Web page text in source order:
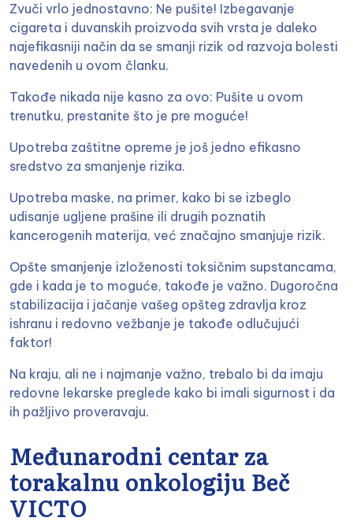
Zvuči vrlo jednostavno: Ne pušite! Izbegavanje
cigareta i duvanskih proizvoda svih vrsta je daleko
najefikasniji način da se smanji rizik od razvoja bolesti
navedenih u ovom članku.
Takođe nikada nije kasno za ovo: Pušite u ovom
trenutku, prestanite što je pre moguće!
Upotreba zaštitne opreme je još jedno efikasno
sredstvo za smanjenje rizika.
Upotreba maske, na primer, kako bi se izbeglo
udisanje ugljene prašine ili drugih poznatih
kancerogenih materija, već značajno smanjuje rizik.
Opšte smanjenje izloženosti toksičnim supstancama,
gde i kada je to moguće, takođe je važno. Dugoročna
stabilizacija i jačanje vašeg opšteg zdravlja kroz
ishranu i redovno vežbanje je takođe odlučujući
faktor!
Na kraju, ali ne i najmanje važno, trebalo bi da imaju
redovne lekarske preglede kako bi imali sigurnost i da
ih pažljivo proveravaju.
Međunarodni centar za
torakalnu onkologiju Beč
VICTO